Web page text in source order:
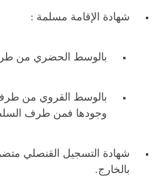
شهادة الإقامة مسلمة :
بالوسط الحضري من
بالوسط القروي من
وجودها فمن طرف السلطة
شهادة التسجيل القنصلي
بالخارج.